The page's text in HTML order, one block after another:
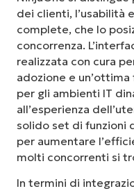
dei clienti, l’usabilità
complete, che lo
concorrenza.
realizzata con cura
adozione e
per gli ambienti IT
all’esperienza
solido set di funzioni
per aumentare
molti concorrenti si
In termini di